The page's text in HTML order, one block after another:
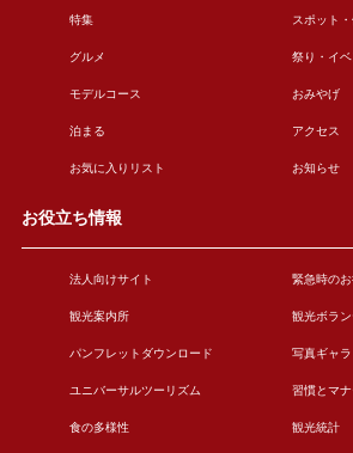
特集 スポット
グルメ 祭り・イベ
モデルコース おみやげ
泊まる アクセス
お気に入りリスト お知らせ
お役立ち情報
法人向けサイト 緊急時の
観光案内所 観光ボラ
パンフレットダウンロード 写真ギャラ
ユニバーサルツーリズム 習慣とマナ
食の多様性 観光統計